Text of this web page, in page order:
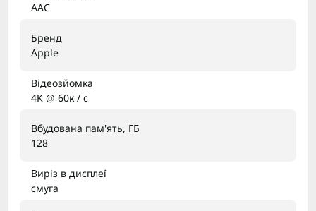
AAC
Бренд
Apple
Відеозйомка
4K @ 60к / с
Вбудована пам'ять, ГБ
128
Виріз в дисплеї
смуга